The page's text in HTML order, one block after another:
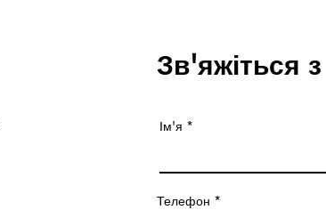
Зв'яжіться
Ім'я
Телефон